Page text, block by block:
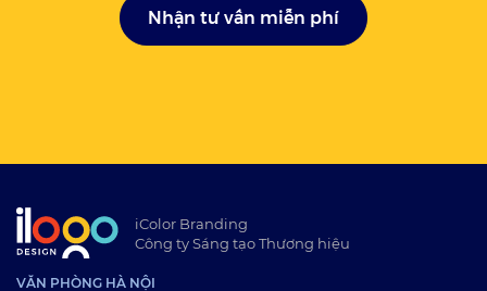
Nhận tư vấn miễn phí
iColor Branding
Công ty Sáng tạo Thương hiệu
VĂN PHÒNG HÀ NỘI